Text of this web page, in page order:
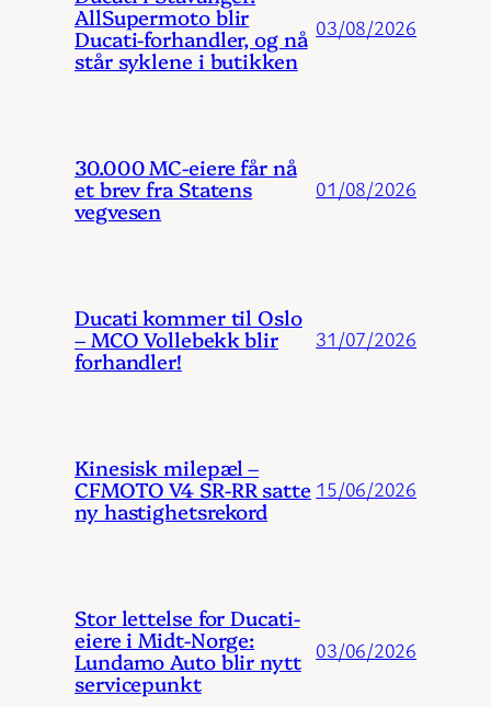
AllSupermoto blir
Ducati-forhandler, og nå
står syklene i butikken
03/08/2026
30.000 MC-eiere får nå
et brev fra Statens
vegvesen
01/08/2026
Ducati kommer til Oslo
– MCO Vollebekk blir
forhandler!
31/07/2026
Kinesisk milepæl –
CFMOTO V4 SR-RR satte
ny hastighetsrekord
15/06/2026
Stor lettelse for Ducati-
eiere i Midt-Norge:
Lundamo Auto blir nytt
servicepunkt
03/06/2026